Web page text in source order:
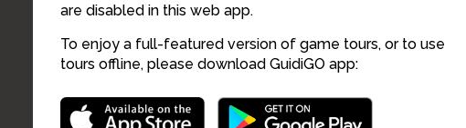
are disabled in this web app.
To enjoy a full-featured version of game tours, or to use
tours offline, please download GuidiGO app: